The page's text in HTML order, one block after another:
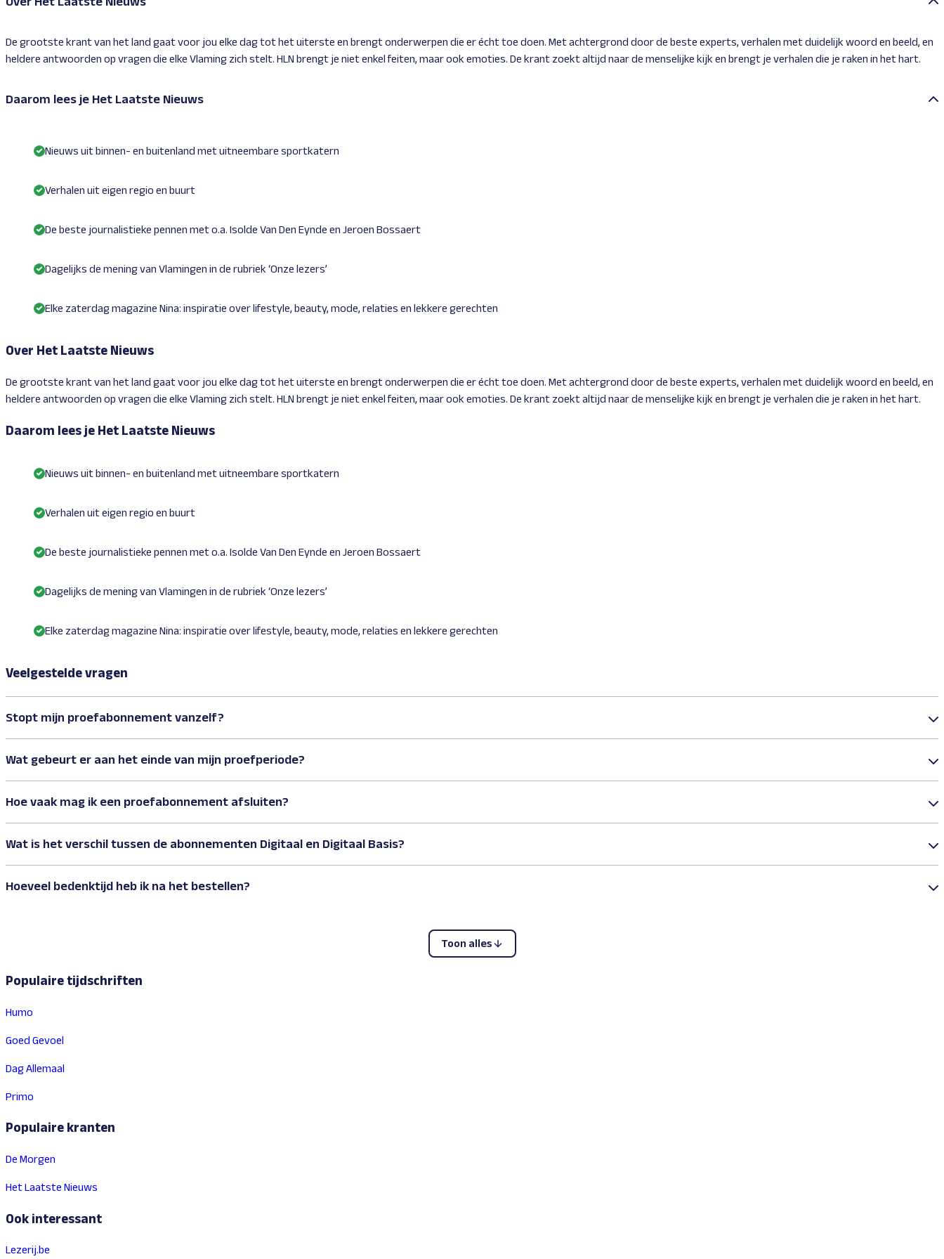
De grootste krant van het land gaat voor jou elke dag tot het uiterste en brengt onderwerpen die er écht toe doen. Met achtergrond door de beste experts, verhalen met duidelijk woord en beeld, en
heldere antwoorden op vragen die elke Vlaming zich stelt. HLN brengt je niet enkel feiten, maar ook emoties. De krant zoekt altijd naar de menselijke kijk en brengt je verhalen die je raken in het hart.
Daarom lees je Het Laatste Nieuws
Nieuws uit binnen- en buitenland met uitneembare sportkatern
Verhalen uit eigen regio en buurt
De beste journalistieke pennen met o.a. Isolde Van Den Eynde en Jeroen Bossaert
Dagelijks de mening van Vlamingen in de rubriek ‘Onze lezers’
Elke zaterdag magazine Nina: inspiratie over lifestyle, beauty, mode, relaties en lekkere gerechten
Over Het Laatste Nieuws
De grootste krant van het land gaat voor jou elke dag tot het uiterste en brengt onderwerpen die er écht toe doen. Met achtergrond door de beste experts, verhalen met duidelijk woord en beeld, en
heldere antwoorden op vragen die elke Vlaming zich stelt. HLN brengt je niet enkel feiten, maar ook emoties. De krant zoekt altijd naar de menselijke kijk en brengt je verhalen die je raken in het hart.
Daarom lees je Het Laatste Nieuws
Nieuws uit binnen- en buitenland met uitneembare sportkatern
Verhalen uit eigen regio en buurt
De beste journalistieke pennen met o.a. Isolde Van Den Eynde en Jeroen Bossaert
Dagelijks de mening van Vlamingen in de rubriek ‘Onze lezers’
Elke zaterdag magazine Nina: inspiratie over lifestyle, beauty, mode, relaties en lekkere gerechten
Veelgestelde vragen
Stopt mijn proefabonnement vanzelf?
Wat gebeurt er aan het einde van mijn proefperiode?
Hoe vaak mag ik een proefabonnement afsluiten?
Wat is het verschil tussen de abonnementen Digitaal en Digitaal Basis?
Hoeveel bedenktijd heb ik na het bestellen?
Toon alles
Populaire tijdschriften
Humo
Goed Gevoel
Dag Allemaal
Primo
Populaire kranten
De Morgen
Het Laatste Nieuws
Ook interessant
Lezerij.be